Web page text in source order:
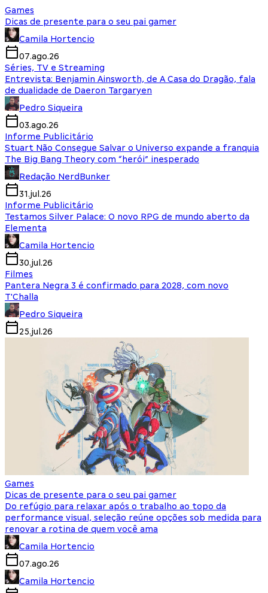
Games
Dicas de presente para o seu pai gamer
Camila Hortencio
07.ago.26
Séries, TV e Streaming
Entrevista: Benjamin Ainsworth, de A Casa do Dragão, fala
de dualidade de Daeron Targaryen
Pedro Siqueira
03.ago.26
Informe Publicitário
Stuart Não Consegue Salvar o Universo expande a franquia
The Big Bang Theory com “herói” inesperado
Redação NerdBunker
31.jul.26
Informe Publicitário
Testamos Silver Palace: O novo RPG de mundo aberto da
Elementa
Camila Hortencio
30.jul.26
Filmes
Pantera Negra 3 é confirmado para 2028, com novo
T'Challa
Pedro Siqueira
25.jul.26
Games
Dicas de presente para o seu pai gamer
Do refúgio para relaxar após o trabalho ao topo da
performance visual, seleção reúne opções sob medida para
renovar a rotina de quem você ama
Camila Hortencio
07.ago.26
Camila Hortencio